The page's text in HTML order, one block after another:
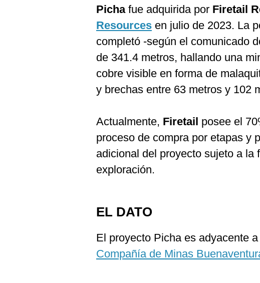
Picha fue adquirida por Firetail
Resources en julio de 2023. La
completó -según el comunicado
de 341.4 metros, hallando una
cobre visible en forma de
y brechas entre 63 metros y 102
Actualmente, Firetail posee el
proceso de compra por etapas y
adicional del proyecto sujeto a la
exploración.
EL DATO
El proyecto Picha es adyacente
Compañía de Minas